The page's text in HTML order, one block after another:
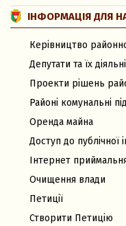
ІНФОРМАЦІЯ ДЛЯ
Керівництво
Депутати та їх
Проекти рішень
Районі комунальні
Оренда майна
Доступ до публічної
Інтернет
Очищення влади
Петиції
Створити Петицію